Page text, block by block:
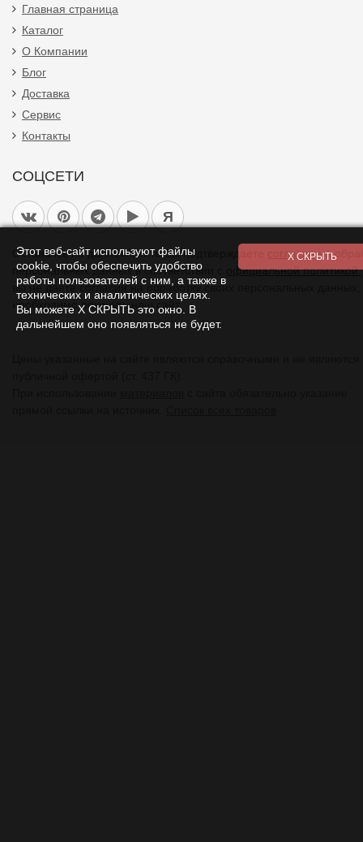
Главная страница
Каталог
О Компании
Блог
Доставка
Сервис
Контакты
СОЦСЕТИ
Я
Оставаясь на данном сайте Вы подтверждаете согласиена
персональных данных в соответствии с
официальной политикой.
вы не даете согласия на обработку своих персональных
необходимо покинуть наш сайт.
Этот веб-сайт используют файлы
cookie, чтобы обеспечить удобство
работы пользователей с ним, а также в
технических и аналитических целях.
Вы можете Х СКРЫТЬ это окно. В
дальнейшем оно появляться не будет.